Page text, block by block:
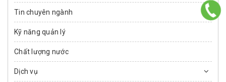
Tin chuyên ngành
Kỹ năng quản lý
Chất lượng nước
Dịch vụ